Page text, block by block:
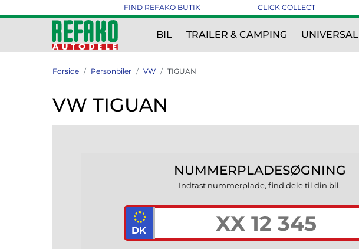
FIND REFAKO BUTIK CLICK COLLECT
BIL TRAILER & CAMPING UNIVERSAL
Forside Personbiler VW TIGUAN
VW TIGUAN
NUMMERPLADESØGNING
Indtast nummerplade, find dele til din bil.